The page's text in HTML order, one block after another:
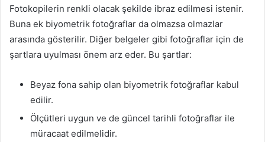
Fotokopilerin renkli olacak şekilde ibraz edilmesi istenir.
Buna ek biyometrik fotoğraflar da olmazsa olmazlar
arasında gösterilir. Diğer belgeler gibi fotoğraflar için de
şartlara uyulması önem arz eder. Bu şartlar:
Beyaz fona sahip olan biyometrik fotoğraflar kabul
edilir.
Ölçütleri uygun ve de güncel tarihli fotoğraflar ile
müracaat edilmelidir.